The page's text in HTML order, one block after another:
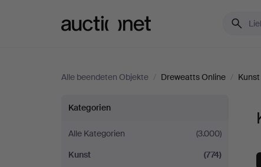
Alle beendeten Objekte / Dreweatts Online / Kunst
Kunst
bei
Kategorien
Alle Kategorien
(3.000)
Kunst
(774)